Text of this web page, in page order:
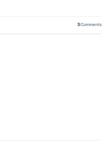
3Comments